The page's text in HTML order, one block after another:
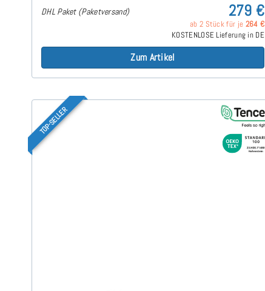
DHL Paket (Paketversand) 279 €
ab 2 Stück für je 264 €
KOSTENLOSE Lieferung in DE
Zum Artikel
TOP-SELLER